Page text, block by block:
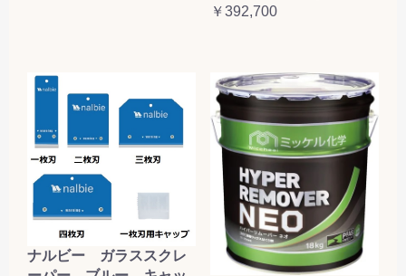
￥392,700
ナルビー ガラススクレ